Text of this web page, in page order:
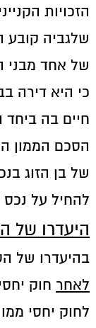
הזכויות
שלגביה קובע
של אחד מבני
כי היא דירה
חיים בה
הסכם הממון
של בן הזוג
להחיל על
היעדרו של
בהיעדרו של
לאחר
לחוק יחסי